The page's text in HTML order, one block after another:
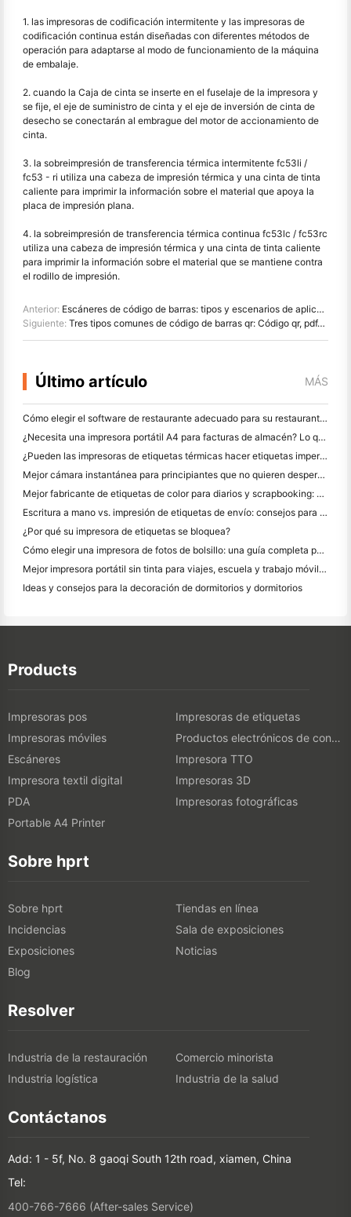
1. las impresoras de codificación intermitente y las impresoras de
codificación continua están diseñadas con diferentes métodos de
operación para adaptarse al modo de funcionamiento de la máquina
de embalaje.
2. cuando la Caja de cinta se inserte en el fuselaje de la impresora y
se fije, el eje de suministro de cinta y el eje de inversión de cinta de
desecho se conectarán al embrague del motor de accionamiento de
cinta.
3. la sobreimpresión de transferencia térmica intermitente fc53li /
fc53 - ri utiliza una cabeza de impresión térmica y una cinta de tinta
caliente para imprimir la información sobre el material que apoya la
placa de impresión plana.
4. la sobreimpresión de transferencia térmica continua fc53lc / fc53rc
utiliza una cabeza de impresión térmica y una cinta de tinta caliente
para imprimir la información sobre el material que se mantiene contra
el rodillo de impresión.
Anterior: Escáneres de código de barras: tipos y escenarios de aplicación de escáneres de código de barras
Siguiente: Tres tipos comunes de código de barras qr: Código qr, pdf417, Código DM
Último artículo MÁS
Cómo elegir el software de restaurante adecuado para su restaurante pequeño o mediano
¿Necesita una impresora portátil A4 para facturas de almacén? Lo que realmente funciona
¿Pueden las impresoras de etiquetas térmicas hacer etiquetas impermeables para productos de pequeñas empresas?
Mejor cámara instantánea para principiantes que no quieren desperdiciar papel
Mejor fabricante de etiquetas de color para diarios y scrapbooking: Añadir más color a cada página
Escritura a mano vs. impresión de etiquetas de envío: consejos para las pequeñas empresas en 2026
¿Por qué su impresora de etiquetas se bloquea?
Cómo elegir una impresora de fotos de bolsillo: una guía completa para los usuarios de diario, viajes y iPhone
Mejor impresora portátil sin tinta para viajes, escuela y trabajo móvil: Hanin MT620 Pro
Ideas y consejos para la decoración de dormitorios y dormitorios
Products
Impresoras pos
Impresoras de etiquetas
Impresoras móviles
Productos electrónicos de consumo
Escáneres
Impresora TTO
Impresora textil digital
Impresoras 3D
PDA
Impresoras fotográficas
Portable A4 Printer
Sobre hprt
Sobre hprt
Tiendas en línea
Incidencias
Sala de exposiciones
Exposiciones
Noticias
Blog
Resolver
Industria de la restauración
Comercio minorista
Industria logística
Industria de la salud
Contáctanos
Add: 1 - 5f, No. 8 gaoqi South 12th road, xiamen, China
Tel:
400-766-7666 (After-sales Service)